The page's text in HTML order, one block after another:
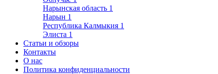
Нарынская область 1
Нарын 1
Республика Калмыкия 1
Элиста 1
Статьи и обзоры
Контакты
О нас
Политика конфиденциальности